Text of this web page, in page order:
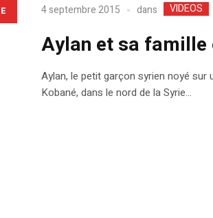
4 septembre 2015 dans VIDEOS
Aylan et sa famille
Aylan, le petit garçon syrien noyé sur
Kobané, dans le nord de la Syrie…